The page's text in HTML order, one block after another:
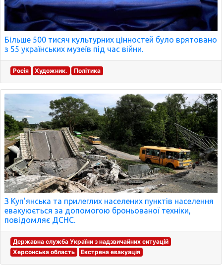
Більше 500 тисяч культурних цінностей було врятовано
з 55 українських музеїв під час війни.
Росія Художник. Політика
З Куп'янська та прилеглих населених пунктів населення
евакуюється за допомогою броньованої техніки,
повідомляє ДСНС.
Державна служба України з надзвичайних ситуацій
Херсонська область
Екстрена евакуація